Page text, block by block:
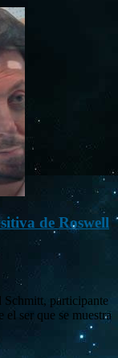
de Roswell
Schmitt, participante
el ser que se muestra